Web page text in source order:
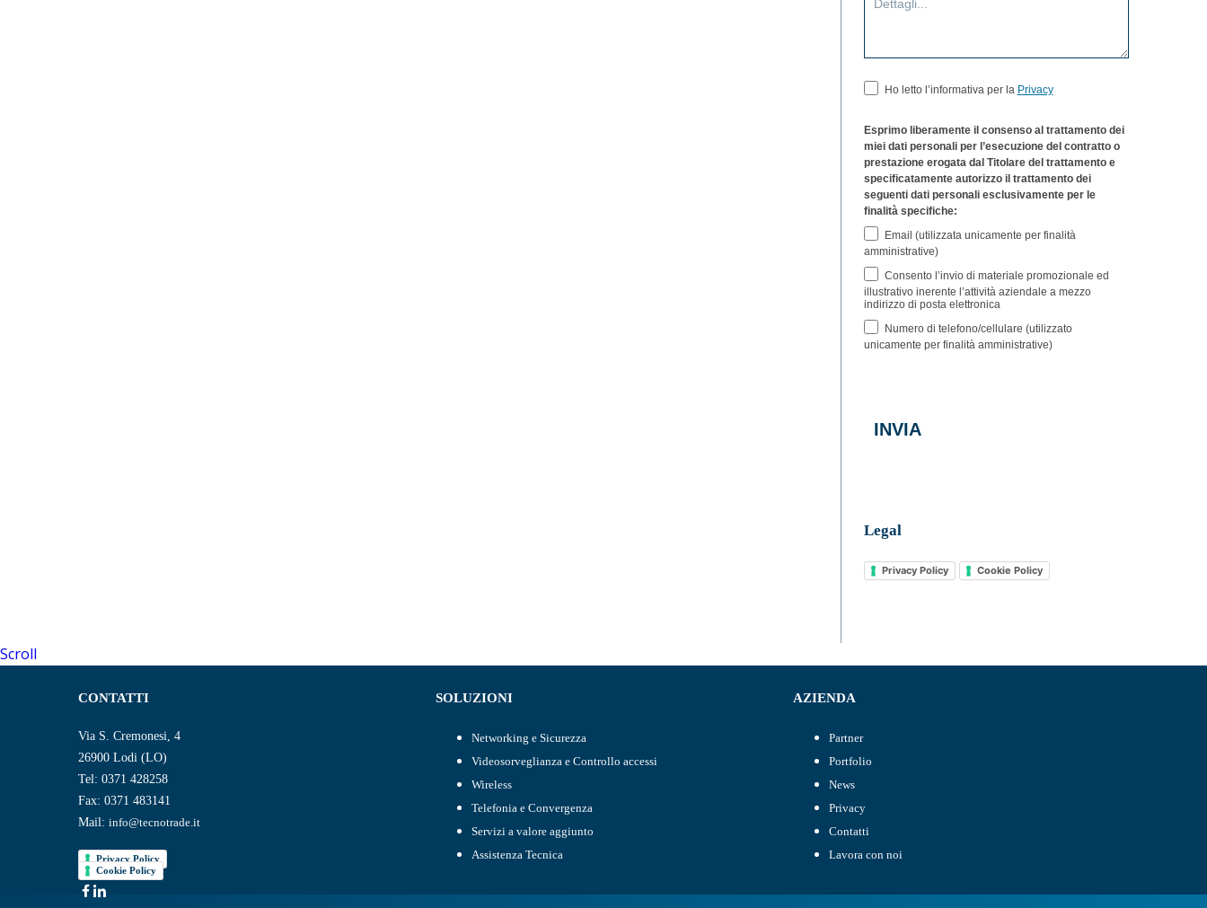
Ho letto l’informativa per la Privacy
Esprimo liberamente il consenso al trattamento dei
miei dati personali per l’esecuzione del contratto o
prestazione erogata dal Titolare del trattamento e
specificatamente autorizzo il trattamento dei
seguenti dati personali esclusivamente per le
finalità specifiche:
Email (utilizzata unicamente per finalità
amministrative)
Consento l’invio di materiale promozionale ed
illustrativo inerente l’attività aziendale a mezzo
indirizzo di posta elettronica
Numero di telefono/cellulare (utilizzato
unicamente per finalità amministrative)
INVIA
Legal
Privacy Policy Cookie Policy
Scroll
CONTATTI
Via S. Cremonesi, 4
26900 Lodi (LO)
Tel: 0371 428258
Fax: 0371 483141
Mail:info@tecnotrade.it
Privacy Policy
Cookie Policy
SOLUZIONI
Networking e Sicurezza
Videosorveglianza e Controllo accessi
Wireless
Telefonia e Convergenza
Servizi a valore aggiunto
Assistenza Tecnica
AZIENDA
Partner
Portfolio
News
Privacy
Contatti
Lavora con noi